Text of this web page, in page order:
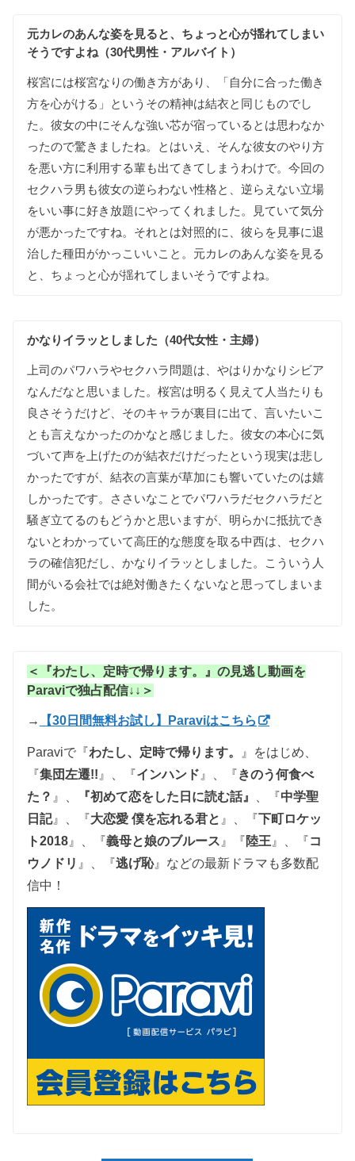
元カレのあんな姿を 見ると、 ちょっと心が揺れて しまい
そうですよね（30代男性・アルバイト）
桜宮には桜宮なりの働き方があり 「自分に合った働き
方を心がける 」 というその精神は結衣と同じ ものでし
た 。彼女の中にそんな強い芯が宿っているとは思わなか
ったので驚きましたね。 とはいえ そんな彼女のやり方
を悪い方に利用する輩も出て きて しまう わけで。今回の
セクハラ男も彼女の逆らわない性格と 、逆らえない立場
をいい事に好き放題にやって くれました 。 見ていて気分
が悪かったですね。 それとは対照的に 、彼らを 見事に退
治した種田がかっこいいこと 。 元カレのあんな姿を 見る
と
ちょっと心が揺れて しまいそうですよね。
かなり イラッと しました（40代女性・主婦）
上司のパワハラやセクハラ問題は 、やはりかなり シビア
なんだなと 思いました 。桜宮は明るく 見えて 人当たりも
良さそうだけど
そのキャラが裏目に出て 、言いたいこ
とも言えなかったのかなと感じました 。彼女の本心に気
づいて声を 上げたのが結衣だけだったという現実は悲し
かったですが 、結衣の言葉が草加にも響いていたのは嬉
しかったです。 ささいなことでパワハラだセクハラだと
騒ぎ立てるのも どうかと 思いますが 明らかに抵抗でき
ないと わかっていて高圧的な態度を取る中西は
セクハ
ラの確信犯だし 、かなり イラッと しました 。 こういう 人
間がいる会社では絶対働きたくないなと 思って しまいま
した 。
＜『わたし、定時で帰ります。』の見逃し動画を
Paraviで独占配信↓↓＞
→ 【30日間無料お試し】Paraviはこちら
Paraviで『わたし、定時で帰ります。
』をはじめ、
『集団左遷!! 』、 『インハンド 』、『きのう何食べ
た？ 』、 『初めて恋をした日に読む話』 、『中学聖
日記』、『大恋愛 僕を忘れる君と 』、 『下町ロケッ
ト2018 』、『義母と娘のブルース 』『陸王 』、『コ
ウノドリ 』、『逃げ恥』 などの最新ドラマも多数配
信中！